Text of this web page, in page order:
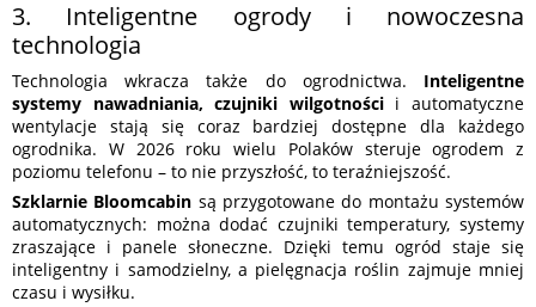
3. Inteligentne ogrody i nowoczesna
technologia
Technologia wkracza także do ogrodnictwa. Inteligentne
systemy nawadniania, czujniki wilgotnościi automatyczne
wentylacje stają się coraz bardziej dostępne dla każdego
ogrodnika. W 2026 roku wielu Polaków steruje ogrodem z
poziomu telefonu – to nie przyszłość, to teraźniejszość.
Szklarnie Bloomcabin są przygotowane do montażu systemów
automatycznych: można dodać czujniki temperatury, systemy
zraszające i panele słoneczne. Dzięki temu ogród staje się
inteligentny i samodzielny, a pielęgnacja roślin zajmuje mniej
czasu i wysiłku.